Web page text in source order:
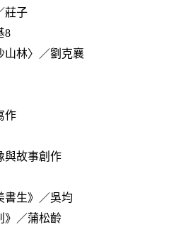
莊子
8
山林〉／劉克襄
作
與故事創作
書生》／吳均
》／蒲松齡